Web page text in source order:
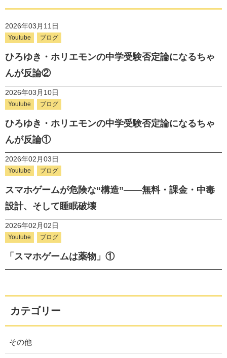
2026年03月11日
Youtube ブログ
ひろゆき・ホリエモンの中学受験否定論になるちゃ
んが反論②
2026年03月10日
Youtube ブログ
ひろゆき・ホリエモンの中学受験否定論になるちゃ
んが反論①
2026年02月03日
Youtube ブログ
スマホゲームが危険な“構造”――無料・課金・中毒
設計、そして睡眠破壊
2026年02月02日
Youtube ブログ
「スマホゲームは薬物」①
カテゴリー
その他